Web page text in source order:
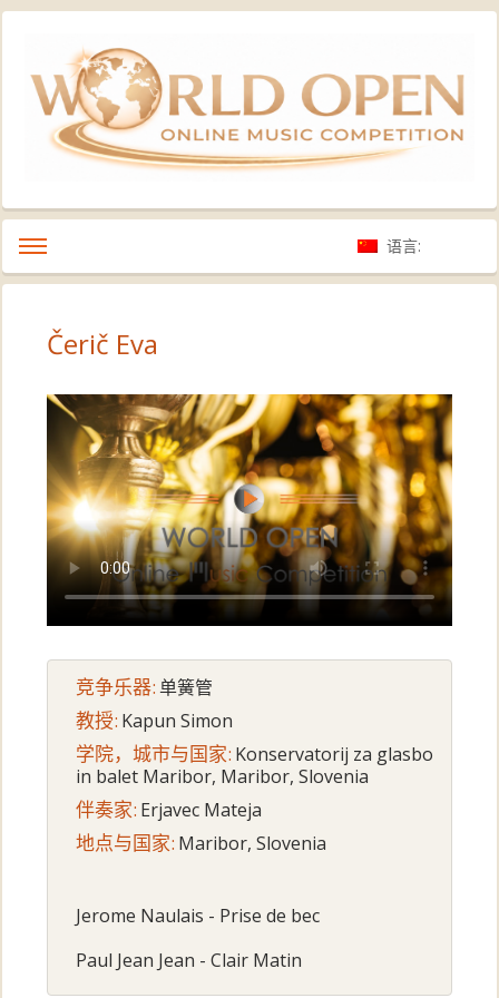
语言:
Čerič Eva
竞争乐器:单簧管
教授: Kapun Simon
学院，城市与国家: Konservatorij za glasbo
in balet Maribor, Maribor, Slovenia
伴奏家: Erjavec Mateja
地点与国家: Maribor, Slovenia
Jerome Naulais - Prise de bec
Paul Jean Jean - Clair Matin